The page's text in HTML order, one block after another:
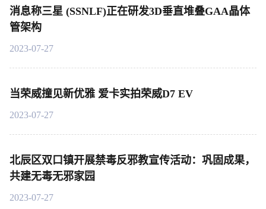
消息称三星 (SSNLF)正在研发3D垂直堆叠GAA晶体
管架构
2023-07-27
当荣威撞见新优雅 爱卡实拍荣威D7 EV
2023-07-27
北辰区双口镇开展禁毒反邪教宣传活动：巩固成果，
共建无毒无邪家园
2023-07-27